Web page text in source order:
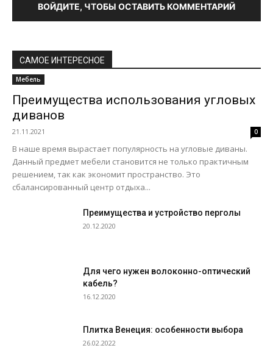
ВОЙДИТЕ, ЧТОБЫ ОСТАВИТЬ КОММЕНТАРИЙ
САМОЕ ИНТЕРЕСНОЕ
Мебель
Преимущества использования угловых
диванов
21.11.2021 0
В наше время вырастает популярность на угловые диваны.
Данный предмет мебели становится не только практичным
решением, так как экономит пространство. Это
сбалансированный центр отдыха...
Преимущества и устройство перголы
20.12.2020
Для чего нужен волоконно-оптический
кабель?
16.12.2020
Плитка Венеция: особенности выбора
26.02.2022